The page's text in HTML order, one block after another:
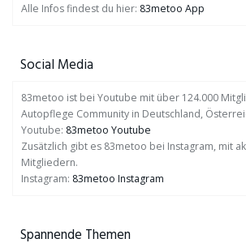
Alle Infos findest du hier: 83metoo App
Social Media
83metoo ist bei Youtube mit über 124.000
Autopflege Community in Deutschland,
Youtube: 83metoo Youtube
Zusätzlich gibt es 83metoo bei Instagram, mit
Mitgliedern.
Instagram: 83metoo Instagram
Spannende Themen